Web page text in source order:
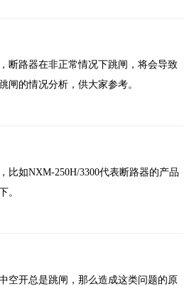
断路器在非正常情况下跳闸，将会导致
闸的情况分析，供大家参考。
比如NXM-250H/3300代表断路器的产品
。
空开总是跳闸，那么造成这类问题的原